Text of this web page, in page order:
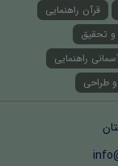
قرآن راهنمایی
و تحقیق
راهنمایی
طراحی